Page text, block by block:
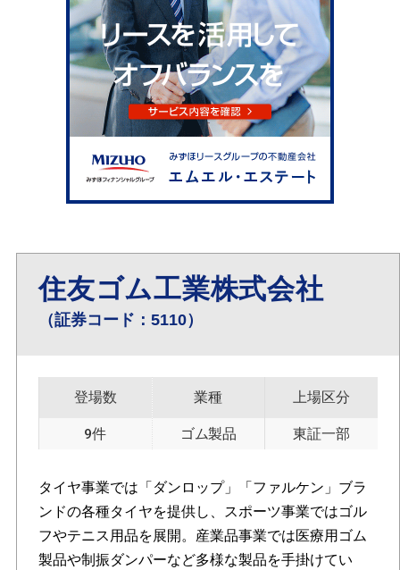
住友ゴム工業株式会社
（証券コード：5110）
登場数
9件
業種
ゴム製品
上場区分
東証一部
タイヤ事業では「ダンロップ」「ファルケン」ブラ
ンドの各種タイヤを提供し、スポーツ事業ではゴル
フやテニス用品を展開。産業品事業では医療用ゴム
製品や制振ダンパーなど多様な製品を手掛けてい